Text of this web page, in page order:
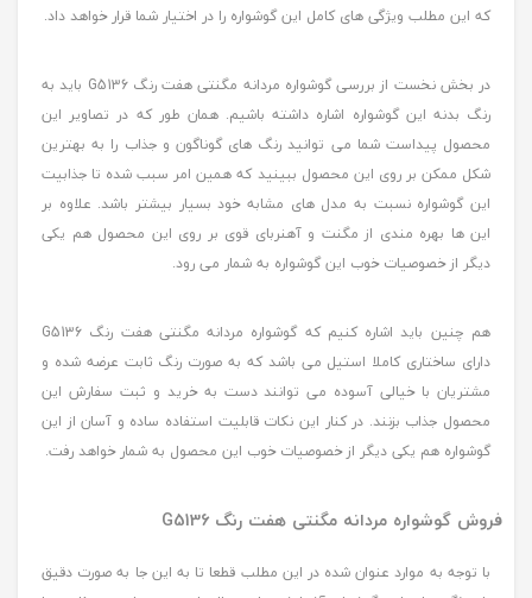
که این مطلب ویژگی های کامل این گوشواره را در اختیار شما قرار خواهد داد.
در بخش نخست از بررسی گوشواره مردانه مگنتی هفت رنگ G5136 باید به
رنگ بدنه این گوشواره اشاره داشته باشیم. همان طور که در تصاویر این
محصول پیداست شما می توانید رنگ های گوناگون و جذاب را به بهترین
شکل ممکن بر روی این محصول ببینید که همین امر سبب شده تا جذابیت
این گوشواره نسبت به مدل های مشابه خود بسیار بیشتر باشد. علاوه بر
این ها بهره مندی از مگنت و آهنربای قوی بر روی این محصول هم یکی
دیگر از خصوصیات خوب این گوشواره به شمار می رود.
هم چنین باید اشاره کنیم که گوشواره مردانه مگنتی هفت رنگ G5136
دارای ساختاری کاملا استیل می باشد که به صورت رنگ ثابت عرضه شده و
مشتریان با خیالی آسوده می توانند دست به خرید و ثبت سفارش این
محصول جذاب بزنند. در کنار این نکات قابلیت استفاده ساده و آسان از این
گوشواره هم یکی دیگر از خصوصیات خوب این محصول به شمار خواهد رفت.
فروش گوشواره مردانه مگنتی هفت رنگ G5136
با توجه به موارد عنوان شده در این مطلب قطعا تا به این جا به صورت دقیق